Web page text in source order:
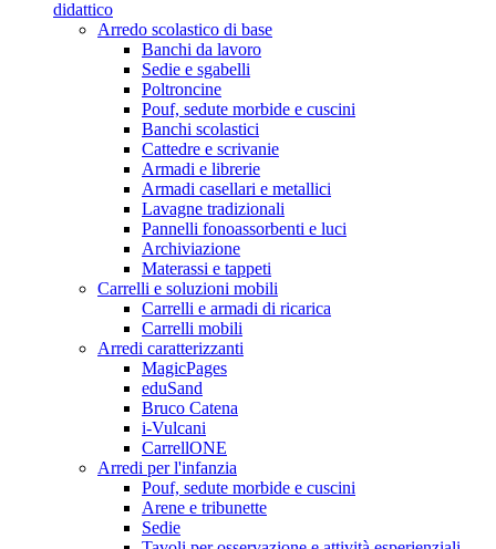
didattico
Arredo scolastico di base
Banchi da lavoro
Sedie e sgabelli
Poltroncine
Pouf, sedute morbide e cuscini
Banchi scolastici
Cattedre e scrivanie
Armadi e librerie
Armadi casellari e metallici
Lavagne tradizionali
Pannelli fonoassorbenti e luci
Archiviazione
Materassi e tappeti
Carrelli e soluzioni mobili
Carrelli e armadi di ricarica
Carrelli mobili
Arredi caratterizzanti
MagicPages
eduSand
Bruco Catena
i-Vulcani
CarrellONE
Arredi per l'infanzia
Pouf, sedute morbide e cuscini
Arene e tribunette
Sedie